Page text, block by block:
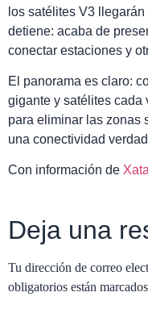
los satélites V3
detiene: acaba de
conectar estaciones y
El panorama es claro:
gigante y satélites cada
para eliminar las zonas
una conectividad
Con información de
Deja una
Tu dirección de correo
obligatorios están